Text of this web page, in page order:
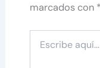
marcados con *
aquí...